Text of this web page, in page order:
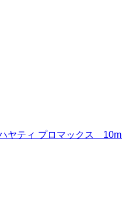
ヤティ プロマックス 10ml